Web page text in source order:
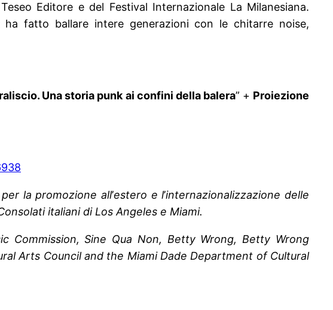
Editore e del Festival Internazionale La Milanesiana.
fatto ballare intere generazioni con le chitarre noise,
Una storia punk ai confini della balera” + Proiezione
la promozione all’estero e l’internazionalizzazione delle
italiani di Los Angeles e Miami.
Commission, Sine Qua Non, Betty Wrong, Betty Wrong
Arts Council and the Miami Dade Department of Cultural